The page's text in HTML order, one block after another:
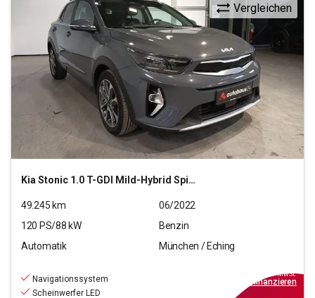
KiaStonic 1.0 T-GDI Mild-Hybrid Spirit
Vergleichen
49.245 km
06/2022
120 PS/88 kW
Benzin
Automatik
München / Eching
Navigationssystem
Scheinwerfer LED
inkl.MwSt.
finanzieren